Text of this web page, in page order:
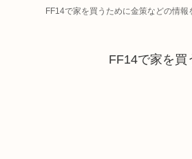
FF14で家を買うために金策などの情報
FF14で家を買